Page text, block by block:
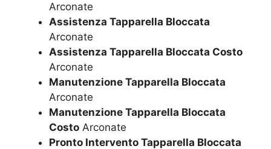
Arconate
Assistenza Tapparella Bloccata
Arconate
Assistenza Tapparella Bloccata Costo
Arconate
Manutenzione Tapparella Bloccata
Arconate
Manutenzione Tapparella Bloccata
Costo Arconate
Pronto Intervento Tapparella Bloccata